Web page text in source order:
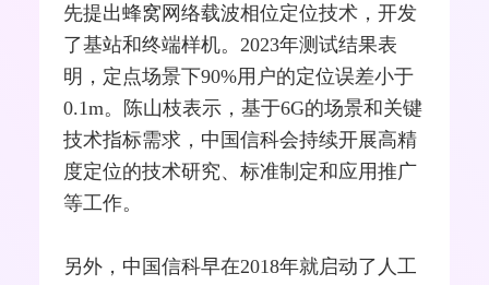
先提出蜂窝网络载波相位定位技术，开发
了基站和终端样机。2023年测试结果表
明，定点场景下90%用户的定位误差小于
0.1m。陈山枝表示，基于6G的场景和关键
技术指标需求，中国信科会持续开展高精
度定位的技术研究、标准制定和应用推广
等工作。
另外，中国信科早在2018年就启动了人工